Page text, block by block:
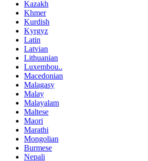
Kazakh
Khmer
Kurdish
Kyrgyz
Latin
Latvian
Lithuanian
Luxembou..
Macedonian
Malagasy
Malay
Malayalam
Maltese
Maori
Marathi
Mongolian
Burmese
Nepali